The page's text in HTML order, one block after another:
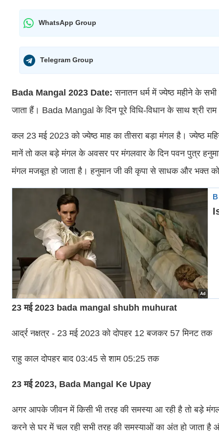
WhatsApp Group
Telegram Group
Bada Mangal 2023 Date: सनातन धर्म में ज्येष्ठ महीने के
जाता हैं। Bada Mangal के दिन पूरे विधि-विधान के साथ श्री
कल 23 मई 2023 को ज्येष्ठ माह का तीसरा बड़ा मंगल है। ज्येष्ठ
मानें तो कल बड़े मंगल के अवसर पर मंगलवार के दिन पवन पुत्र
मंगल मजबूत हो जाता है। हनुमान जी की कृपा से साधक और भक्त
23 मई 2023 bada mangal shubh muhurat
आर्द्र नक्षत्र - 23 मई 2023 को दोपहर 12 बजकर 57 मिनट तक
राहु काल दोपहर बाद 03:45 से शाम 05:25 तक
23 मई 2023, Bada Mangal Ke Upay
अगर आपके जीवन में किसी भी तरह की समस्या आ रही है तो बड़े
करने से घर में चल रही सभी तरह की समस्याओं का अंत हो जाता है